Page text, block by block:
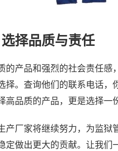
择品质与责任
的产品和强烈的社会责任
择。查询他们的联系电话，
品质的产品，更是选择一
产厂家将继续努力，为监
做出更大的贡献。让我们